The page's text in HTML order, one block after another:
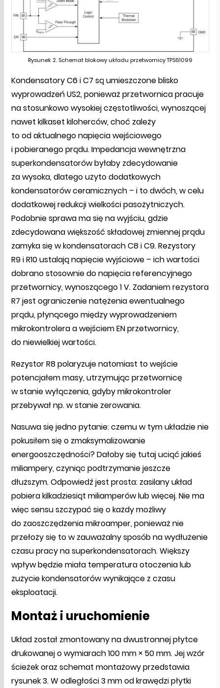
Rysunek 2. Schemat blokowy układu przetwornicy TPS61099
Kondensatory C6 i C7 są umieszczone blisko
wyprowadzeń US2, ponieważ przetwornica pracuje
na stosunkowo wysokiej częstotliwości, wynoszącej
nawet kilkaset kiloherców, choć zależy
to od aktualnego napięcia wejściowego
i pobieranego prądu. Impedancja wewnętrzna
superkondensatorów byłaby zdecydowanie
za wysoka, dlatego użyto dodatkowych
kondensatorów ceramicznych – i to dwóch, w celu
dodatkowej redukcji wielkości pasożytniczych.
Podobnie sprawa ma się na wyjściu, gdzie
zdecydowana większość składowej zmiennej prądu
zamyka się w kondensatorach C8 i C9. Rezystory
R9 i R10 ustalają napięcie wyjściowe – ich wartości
dobrano stosownie do napięcia referencyjnego
przetwornicy, wynoszącego 1 V. Zadaniem rezystora
R7 jest ograniczenie natężenia ewentualnego
prądu, płynącego między wyprowadzeniem
mikrokontrolera a wejściem EN przetwornicy,
do niewielkiej wartości.
Rezystor R8 polaryzuje natomiast to wejście
potencjałem masy, utrzymując przetwornicę
w stanie wyłączenia, gdyby mikrokontroler
przebywał np. w stanie zerowania.
Nasuwa się jedno pytanie: czemu w tym układzie nie
pokusiłem się o zmaksymalizowanie
energooszczędności? Dałoby się tutaj uciąć jakieś
miliampery, czyniąc podtrzymanie jeszcze
dłuższym. Odpowiedź jest prosta: zasilany układ
pobiera kilkadziesiąt miliamperów lub więcej. Nie ma
więc sensu szczypać się o każdy możliwy
do zaoszczędzenia mikroamper, ponieważ nie
przełoży się to w zauważalny sposób na wydłużenie
czasu pracy na superkondensatorach. Większy
wpływ będzie miała temperatura otoczenia lub
zużycie kondensatorów wynikające z czasu
eksploatacji.
Montaż i uruchomienie
Układ został zmontowany na dwustronnej płytce
drukowanej o wymiarach 100 mm × 50 mm. Jej wzór
ścieżek oraz schemat montażowy przedstawia
rysunek 3. W odległości 3 mm od krawędzi płytki